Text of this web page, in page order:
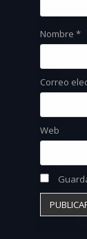
Nombre*
Correo
Web